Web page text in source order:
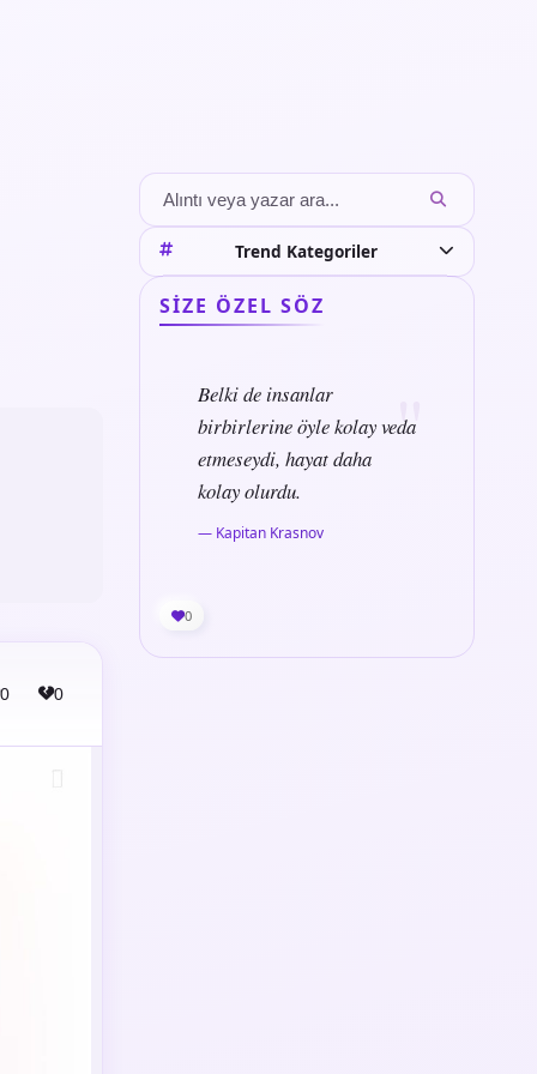
0 0
Trend Kategoriler
SIZE ÖZEL SÖZ
Belki de insanlar
birbirlerine öyle kolay veda
etmeseydi, hayat daha
kolay olurdu.
— Kapitan Krasnov
0